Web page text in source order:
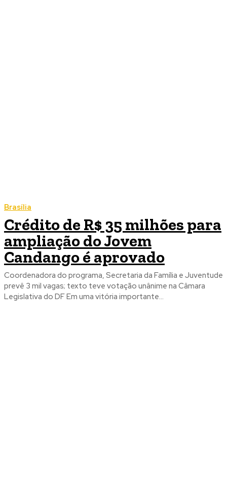
Brasília
Crédito de R$ 35 milhões para
ampliação do Jovem
Candango é aprovado
Coordenadora do programa, Secretaria da Família e Juventude
prevê 3 mil vagas; texto teve votação unânime na Câmara
Legislativa do DF Em uma vitória importante...